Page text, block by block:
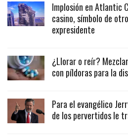
Implosión en Atlantic
casino, símbolo de
expresidente
¿Llorar o reír?
con píldoras para la
Para el evangélico
de los pervertidos le